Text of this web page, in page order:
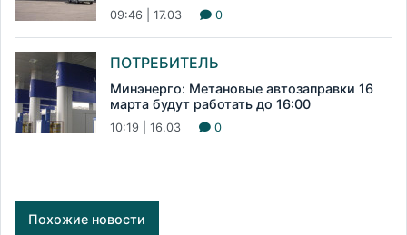
09:46 | 17.03 0
ПОТРЕБИТЕЛЬ
Минэнерго: Метановые автозаправки 16
марта будут работать до 16:00
10:19 | 16.03 0
Похожие новости